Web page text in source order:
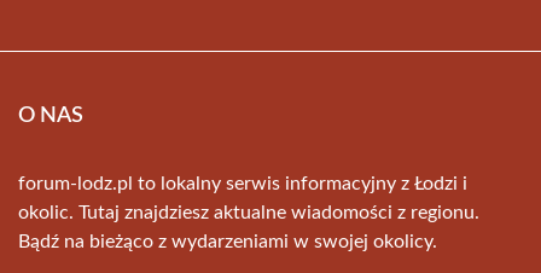
O NAS
forum-lodz.pl to lokalny serwis informacyjny z Łodzi i
okolic. Tutaj znajdziesz aktualne wiadomości z regionu.
Bądź na bieżąco z wydarzeniami w swojej okolicy.